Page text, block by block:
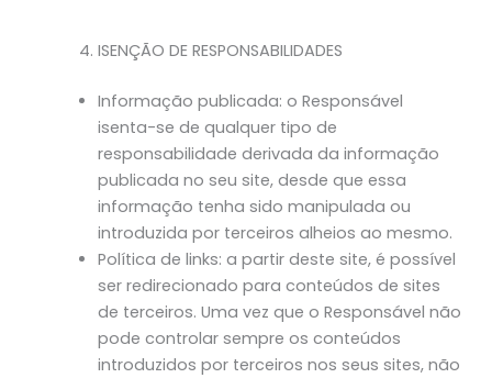
ISENÇÃO DE RESPONSABILIDADES
Informação publicada: o Responsável
isenta-se de qualquer tipo de
responsabilidade derivada da informação
publicada no seu site, desde que essa
informação tenha sido manipulada ou
introduzida por terceiros alheios ao mesmo.
Política de links: a partir deste site, é possível
ser redirecionado para conteúdos de sites
de terceiros. Uma vez que o Responsável não
pode controlar sempre os conteúdos
introduzidos por terceiros nos seus sites, não